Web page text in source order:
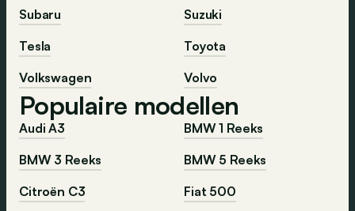
Subaru
Suzuki
Tesla
Toyota
Volkswagen
Volvo
Populaire modellen
Audi A3
BMW 1 Reeks
BMW 3 Reeks
BMW 5 Reeks
Citroën C3
Fiat 500